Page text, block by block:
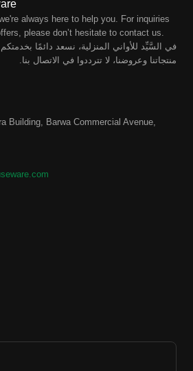
always here to help you. For inquiries
please don’t hesitate to contact us.
في السَّيِّد للأواني المنزلية، نسعد دائمًا
منتجاتنا وعروضنا، لا تترددوا في الاتصال بنا.
Building, Barwa Commercial Avenue,